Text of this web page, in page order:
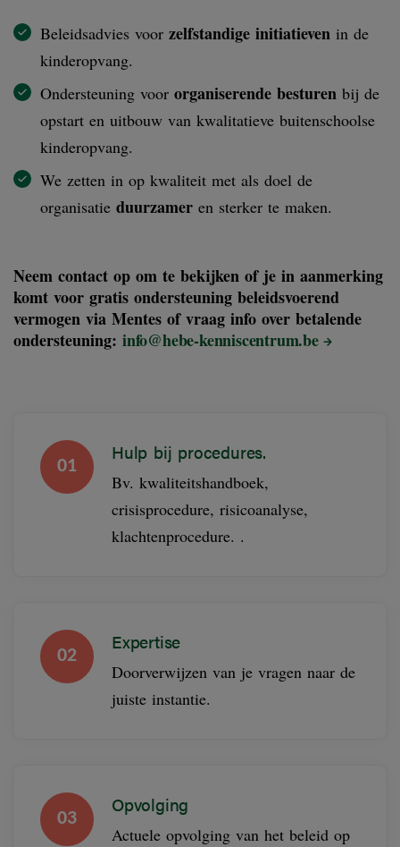
Beleidsadvies voor zelfstandige initiatieven in de
kinderopvang.
Ondersteuning voor organiserende besturen bij de
opstart en uitbouw van kwalitatieve buitenschoolse
kinderopvang.
We zetten in op kwaliteit met als doel de
organisatie duurzamer en sterker te maken.
Neem contact op om te bekijken of je in aanmerking
komt voor gratis ondersteuning beleidsvoerend
vermogen via Mentes of vraag info over betalende
ondersteuning: info@hebe-kenniscentrum.be
01
Hulp bij procedures.
Bv. kwaliteitshandboek,
crisisprocedure, risicoanalyse,
klachtenprocedure. .
02
Expertise
Doorverwijzen van je vragen naar de
juiste instantie.
03
Opvolging
Actuele opvolging van het beleid op